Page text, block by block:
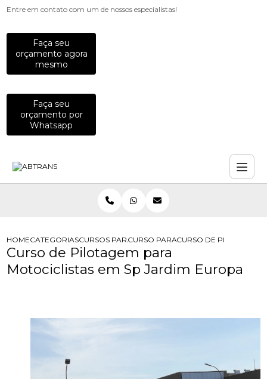
Entre em contato com um de nossos especialistas!
Faça seu
orçamento agora
mesmo
Faça seu
orçamento por
Whatsapp
HOMECATEGORIASCURSOS PARA MOTOCICLISTAS
CURSO PARA MOTOCICLISTA
CURSO DE PILOTAGEM
Curso de Pilotagem para
Motociclistas em Sp Jardim Europa